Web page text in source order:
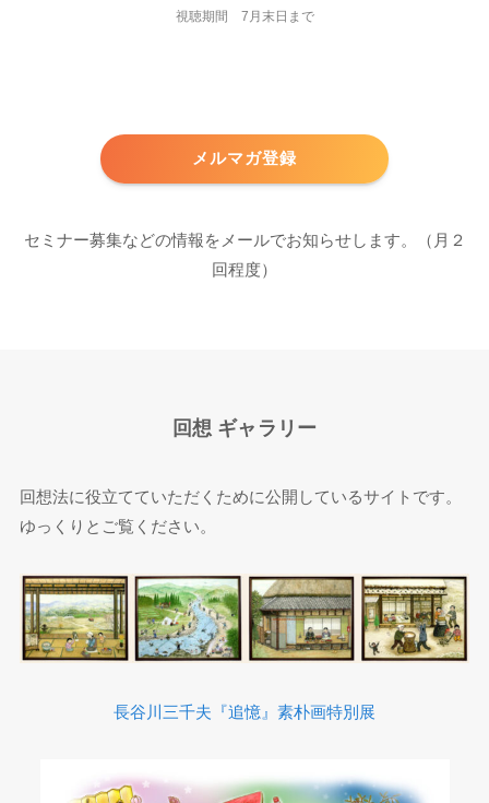
視聴期間 7月末日まで
メルマガ登録
セミナー募集などの情報をメールでお知らせします。（月２
回程度）
回想 ギャラリー
回想法に役立てていただくために公開しているサイトです。
ゆっくりとご覧ください。
長谷川三千夫『追憶』素朴画特別展